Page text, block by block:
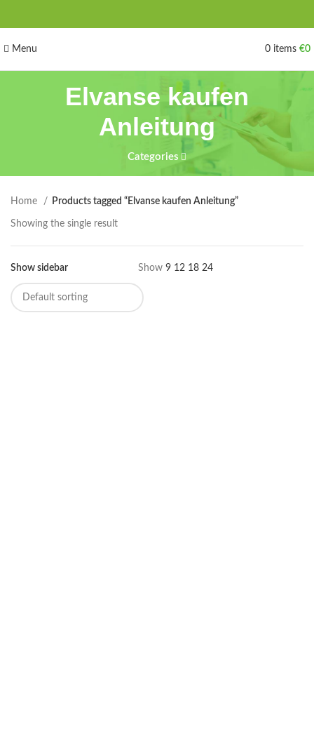
Menu 0 items €0
Elvanse kaufen
Anleitung
Categories
Home Products tagged “Elvanse kaufen Anleitung”
Showing the single result
Show sidebar Show 9 12 18 24